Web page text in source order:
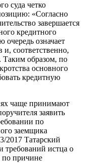
суда четко
«Согласно
завершается
кредитного
очередь означает
соответственно,
Таким образом, по
основного
кредитную
чаще принимают
заявить
по
заемщика
2017 Татарский
требований истца о
по причине